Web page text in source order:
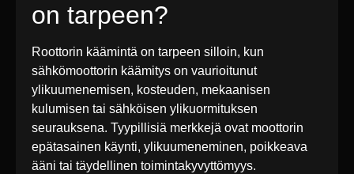
on tarpeen?
Roottorin käämintä on tarpeen silloin, kun
sähkömoottorin käämitys on vaurioitunut
ylikuumenemisen, kosteuden, mekaanisen
kulumisen tai sähköisen ylikuormituksen
seurauksena. Tyypillisiä merkkejä ovat moottorin
epätasainen käynti, ylikuumeneminen, poikkeava
ääni tai täydellinen toimintakyvyttömyys.